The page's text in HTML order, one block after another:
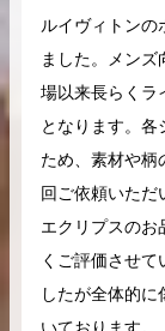
バーキン相
コラムをさらに
ルイヴィトンの
ました。メンズ
場以来長らくラ
となります。各
ため、素材や柄
回ご依頼いただ
エクリプスのお
くご評価させて
したが全体的